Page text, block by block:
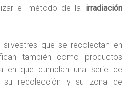
el método de la irradiación
que se recolectan en
también como productos
en que cumplan una serie de
su recolección y su zona de